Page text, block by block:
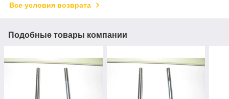
Все условия возврата
Подобные товары компании